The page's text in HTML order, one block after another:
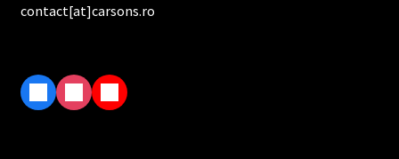
contact[at]carsons.ro
F
I
T